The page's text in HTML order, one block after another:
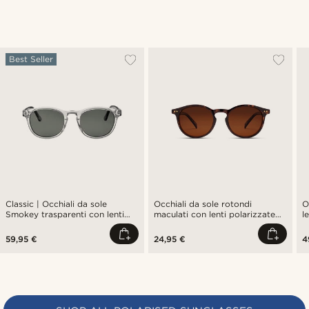
Classic | Occhiali da sole
Smokey trasparenti con lenti
Best Seller
59,95 €
Occhiali da sole rotondi
maculati con lenti polarizzate
24,95 €